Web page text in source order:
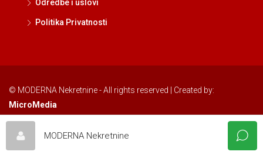
Odredbe i uslovi
Politika Privatnosti
© MODERNA Nekretnine - All rights reserved | Created by:
MicroMedia
MODERNA Nekretnine